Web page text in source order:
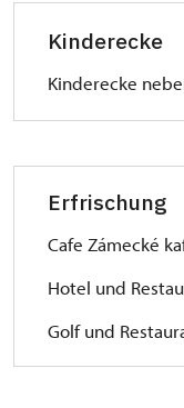
Kinderecke
Kinderecke
Erfrischung
Cafe Zámecké
Hotel und
Golf und